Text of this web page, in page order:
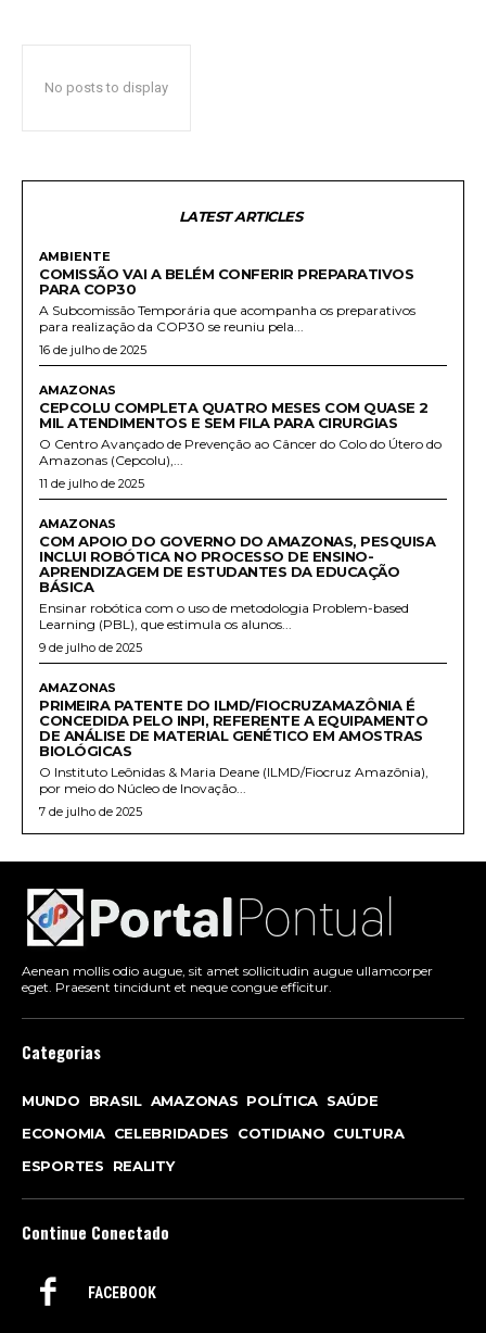
No posts to display
LATEST ARTICLES
AMBIENTE
COMISSÃO VAI A BELÉM CONFERIR PREPARATIVOS
PARA COP30
A Subcomissão Temporária que acompanha os preparativos
para realização da COP30 se reuniu pela...
16 de julho de 2025
AMAZONAS
CEPCOLU COMPLETA QUATRO MESES COM QUASE 2
MIL ATENDIMENTOS E SEM FILA PARA CIRURGIAS
O Centro Avançado de Prevenção ao Câncer do Colo do Útero do
Amazonas (Cepcolu),...
11 de julho de 2025
AMAZONAS
COM APOIO DO GOVERNO DO AMAZONAS, PESQUISA
INCLUI ROBÓTICA NO PROCESSO DE ENSINO-
APRENDIZAGEM DE ESTUDANTES DA EDUCAÇÃO
BÁSICA
Ensinar robótica com o uso de metodologia Problem-based
Learning (PBL), que estimula os alunos...
9 de julho de 2025
AMAZONAS
PRIMEIRA PATENTE DO ILMD/FIOCRUZAMAZÔNIA É
CONCEDIDA PELO INPI, REFERENTE A EQUIPAMENTO
DE ANÁLISE DE MATERIAL GENÉTICO EM AMOSTRAS
BIOLÓGICAS
O Instituto Leônidas & Maria Deane (ILMD/Fiocruz Amazônia),
por meio do Núcleo de Inovação...
7 de julho de 2025
Aenean mollis odio augue, sit amet sollicitudin augue ullamcorper
eget. Praesent tincidunt et neque congue efficitur.
Categorias
MUNDO BRASIL AMAZONAS POLÍTICA SAÚDE
ECONOMIA CELEBRIDADES COTIDIANO CULTURA
ESPORTES
REALITY
Continue Conectado
FACEBOOK